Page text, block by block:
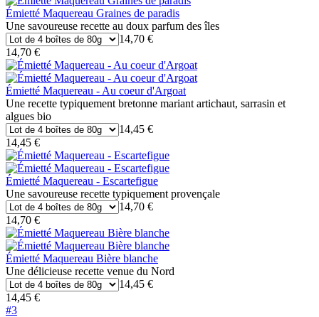
Émietté Maquereau Graines de paradis
Une savoureuse recette au doux parfum des îles
14,70 €
14,70 €
Émietté Maquereau - Au coeur d'Argoat
Une recette typiquement bretonne mariant artichaut, sarrasin et
algues bio
14,45 €
14,45 €
Émietté Maquereau - Escartefigue
Une savoureuse recette typiquement provençale
14,70 €
14,70 €
Émietté Maquereau Bière blanche
Une délicieuse recette venue du Nord
14,45 €
14,45 €
#3